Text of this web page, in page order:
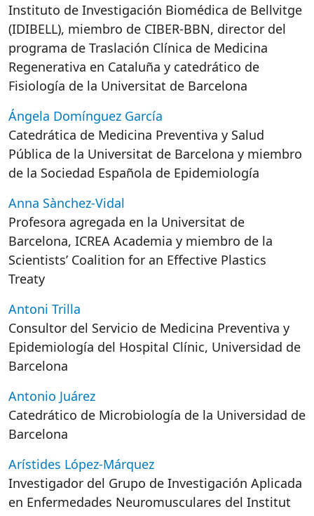
Instituto de Investigación Biomédica de Bellvitge
(IDIBELL), miembro de CIBER-BBN, director del
programa de Traslación Clínica de Medicina
Regenerativa en Cataluña y catedrático de
Fisiología de la Universitat de Barcelona
Ángela Domínguez García
Catedrática de Medicina Preventiva y Salud
Pública de la Universitat de Barcelona y miembro
de la Sociedad Española de Epidemiología
Anna Sànchez-Vidal
Profesora agregada en la Universitat de
Barcelona, ICREA Academia y miembro de la
Scientists’ Coalition for an Effective Plastics
Treaty
Antoni Trilla
Consultor del Servicio de Medicina Preventiva y
Epidemiología del Hospital Clínic, Universidad de
Barcelona
Antonio Juárez
Catedrático de Microbiología de la Universidad de
Barcelona
Arístides López-Márquez
Investigador del Grupo de Investigación Aplicada
en Enfermedades Neuromusculares del Institut